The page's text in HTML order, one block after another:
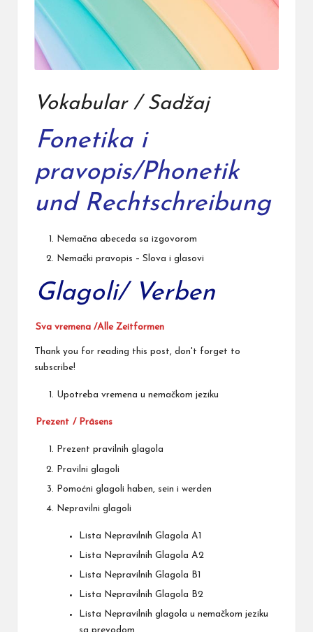
Vokabular / Sadžaj
Fonetika i
pravopis/Phonetik
und Rechtschreibung
Nemačna abeceda sa izgovorom
Nemački pravopis – Slova i glasovi
Glagoli/ Verben
Sva vremena /Alle Zeitformen
Thank you for reading this post, don't forget to
subscribe!
Upotreba vremena u nemačkom jeziku
Prezent / Präsens
Prezent pravilnih glagola
Pravilni glagoli
Pomoćni glagoli haben, sein i werden
Nepravilni glagoli
Lista Nepravilnih Glagola A1
Lista Nepravilnih Glagola A2
Lista Nepravilnih Glagola B1
Lista Nepravilnih Glagola B2
Lista Nepravilnih glagola u nemačkom jeziku